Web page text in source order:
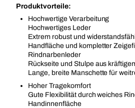
Produktvorteile:
Hochwertige Verarbeitung
Hochwertiges Leder
Extrem robust und
Handfläche und kompletter
Rindnarbenleder
Rückseite und Stulpe aus
Lange, breite Manschette für
Hoher Tragekomfort
Gute Flexibilität durch weiches
Handinnenfläche